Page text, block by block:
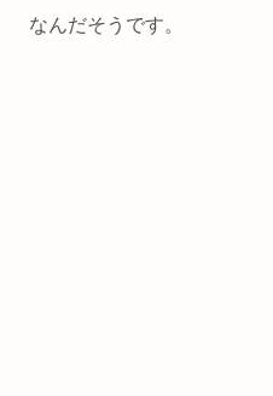
なんだそうです。